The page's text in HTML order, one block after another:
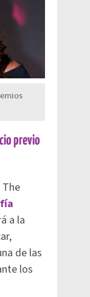
previo
a la
de las
los